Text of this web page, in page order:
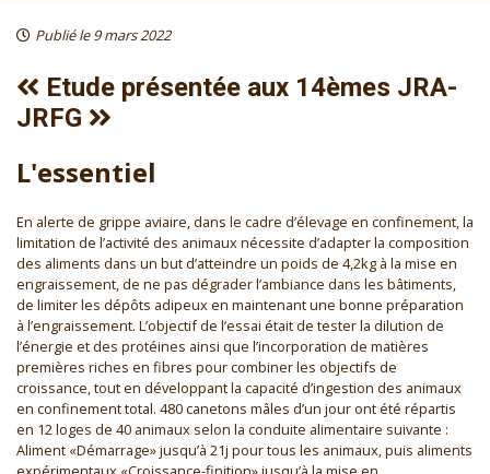
Publié le 9 mars 2022
Etude présentée aux 14èmes JRA-
JRFG
L'essentiel
En alerte de grippe aviaire, dans le cadre d’élevage en confinement, la
limitation de l’activité des animaux nécessite d’adapter la composition
des aliments dans un but d’atteindre un poids de 4,2kg à la mise en
engraissement, de ne pas dégrader l’ambiance dans les bâtiments,
de limiter les dépôts adipeux en maintenant une bonne préparation
à l’engraissement. L’objectif de l’essai était de tester la dilution de
l’énergie et des protéines ainsi que l’incorporation de matières
premières riches en fibres pour combiner les objectifs de
croissance, tout en développant la capacité d’ingestion des animaux
en confinement total. 480 canetons mâles d’un jour ont été répartis
en 12 loges de 40 animaux selon la conduite alimentaire suivante :
Aliment «Démarrage» jusqu’à 21j pour tous les animaux, puis aliments